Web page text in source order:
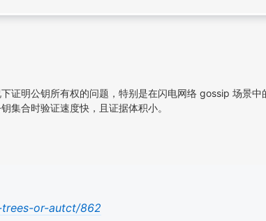
明公钥所有权的问题，特别是在闪电网络 gossip 场景
集合时验证速度快，且证据体积小。
or-autct/862